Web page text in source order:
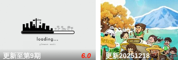
更新至第9期 6.0 更新20251218